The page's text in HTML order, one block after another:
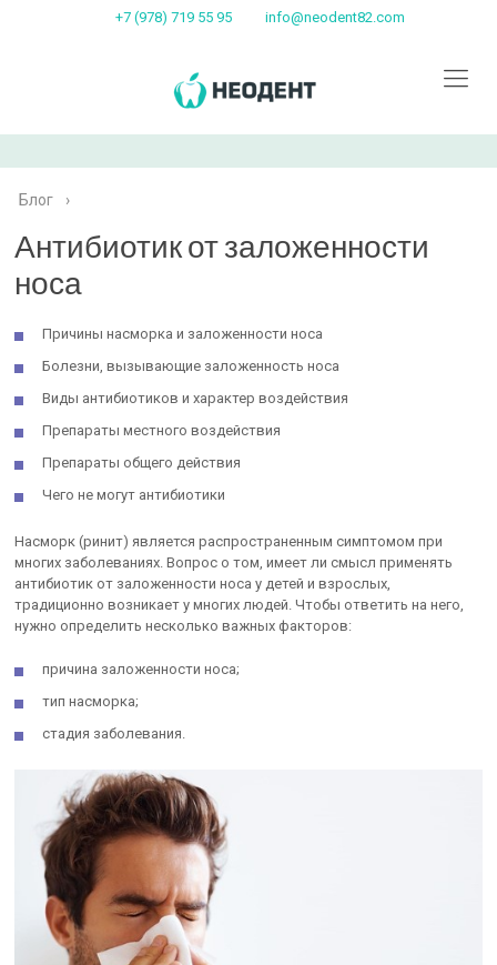
+7 (978) 719 55 95 info@neodent82.com
Блог ›
Антибиотик от заложенности
носа
Причины насморка и заложенности носа
Болезни, вызывающие заложенность носа
Виды антибиотиков и характер воздействия
Препараты местного воздействия
Препараты общего действия
Чего не могут антибиотики
Насморк (ринит) является распространенным симптомом при
многих заболеваниях. Вопрос о том, имеет ли смысл применять
антибиотик от заложенности носа у детей и взрослых,
традиционно возникает у многих людей. Чтобы ответить на него,
нужно определить несколько важных факторов:
причина заложенности носа;
тип насморка;
стадия заболевания.